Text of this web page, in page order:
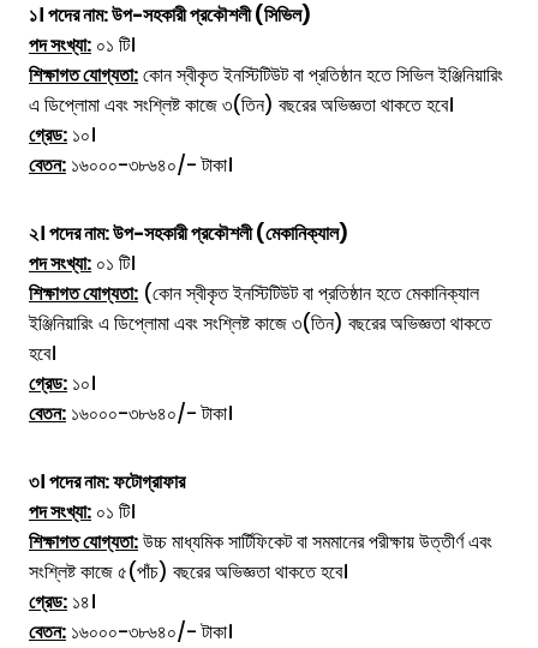
১। পদের নাম: উপ-সহকারী প্রকৌশলী (সিভিল)
পদ সংখ্যা: ০১ টি।
শিক্ষাগত যোগ্যতা:কোন স্বীকৃত ইনস্টিটিউট বা প্রতিষ্ঠান হতে সিভিল ইঞ্জিনিয়ারিং
এ ডিপ্লোমা এবং সংশ্লিষ্ট কাজে ৩(তিন) বছরের অভিজ্ঞতা থাকতে হবে।
গ্রেড: ১০।
বেতন: ১৬০০০-৩৮৬৪০/- টাকা।
২। পদের নাম: উপ-সহকারী প্রকৌশলী (মেকানিক্যাল)
পদ সংখ্যা: ০১ টি।
শিক্ষাগত যোগ্যতা: (কোন স্বীকৃত ইনস্টিটিউট বা প্রতিষ্ঠান হতে মেকানিক্যাল
ইঞ্জিনিয়ারিং এ ডিপ্লোমা এবং সংশ্লিষ্ট কাজে ৩(তিন) বছরের অভিজ্ঞতা থাকতে
হবে।
গ্রেড: ১০।
বেতন: ১৬০০০-৩৮৬৪০/- টাকা।
৩। পদের নাম: ফটোগ্রাফার
পদ সংখ্যা: ০১ টি।
শিক্ষাগত যোগ্যতা:উচ্চ মাধ্যমিক সার্টিফিকেট বা সমমানের পরীক্ষায় উত্তীর্ণ এবং
সংশ্লিষ্ট কাজে ৫(পাঁচ) বছরের অভিজ্ঞতা থাকতে হবে।
গ্রেড: ১৪।
বেতন: ১৬০০০-৩৮৬৪০/- টাকা।